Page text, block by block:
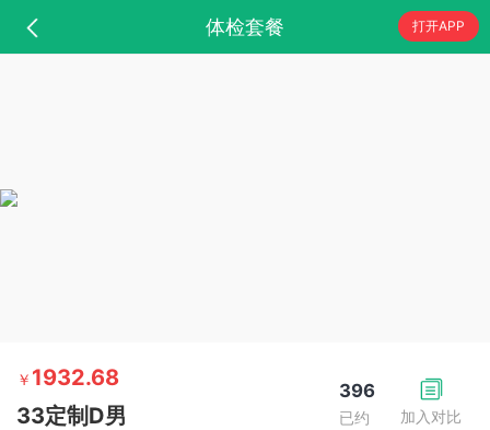
体检套餐 打开APP
加入对比
396
已约
￥ 1932.68
33定制D男